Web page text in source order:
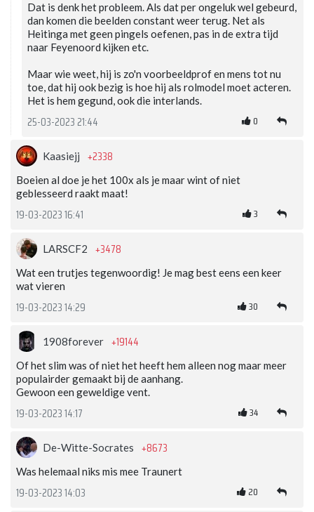
Dat is denk het probleem. Als dat per ongeluk wel gebeurd,
dan komen die beelden constant weer terug. Net als
Heitinga met geen pingels oefenen, pas in de extra tijd
naar Feyenoord kijken etc.
Maar wie weet, hij is zo'n voorbeeldprof en mens tot nu
toe, dat hij ook bezig is hoe hij als rolmodel moet acteren.
Het is hem gegund, ook die interlands.
25-03-2023 21:44 0
Kaasiejj +2338
Boeien al doe je het 100x als je maar wint of niet
geblesseerd raakt maat!
19-03-2023 16:41 3
LARSCF2 +3478
Wat een trutjes tegenwoordig! Je mag best eens een keer
wat vieren
19-03-2023 14:29 30
1908forever +19144
Of het slim was of niet het heeft hem alleen nog maar meer
populairder gemaakt bij de aanhang.
Gewoon een geweldige vent.
19-03-2023 14:17 34
De-Witte-Socrates +8673
Was helemaal niks mis mee Traunert
19-03-2023 14:03 20